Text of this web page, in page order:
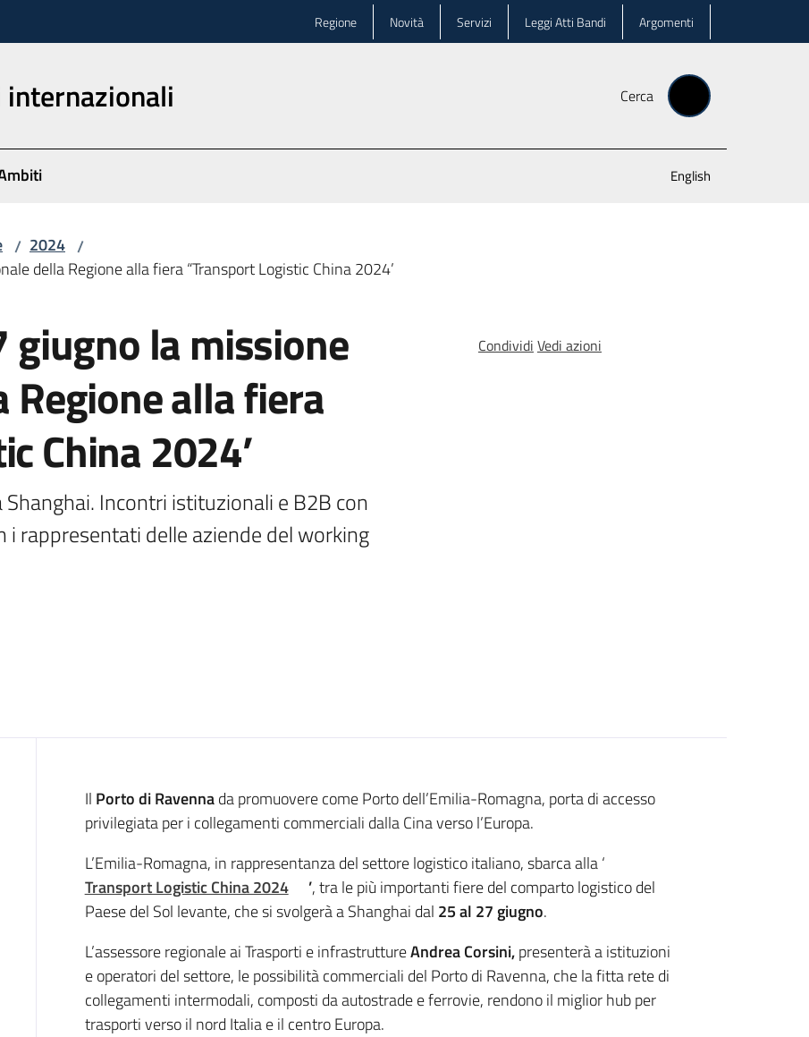
Regione Novità Servizi Leggi Atti Bandi Argomenti
internazionali Cerca
English
/ 2024 /
della Regione alla fiera “Transport Logistic China 2024’
giugno la missione
alla fiera
China 2024’
Incontri istituzionali e B2B con
i rappresentati delle aziende del working
Condividi Vedi azioni
Introduzione
Il Porto di Ravennada promuovere come Porto dell’Emilia-Romagna, porta di accesso
privilegiata per i collegamenti commerciali dalla Cina verso l’Europa.
L’Emilia-Romagna, in rappresentanza del settore logistico italiano, sbarca alla ‘
Transport Logistic China 2024
’, tra le più importanti fiere del comparto logistico del
Paese del Sol levante, che si svolgerà a Shanghai dal 25 al 27 giugno.
L’assessore regionale ai Trasporti e infrastruttureAndrea Corsini,presenterà a istituzioni
e operatori del settore, le possibilità commerciali del Porto di Ravenna, che la fitta rete di
collegamenti intermodali, composti da autostrade e ferrovie, rendono il miglior hub per
trasporti verso il nord Italia e il centro Europa.